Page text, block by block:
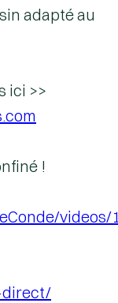
adapté au
ici >>
!
direct/